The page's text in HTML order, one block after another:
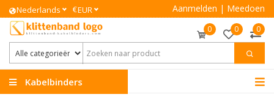
Nederlands €EUR Aanmelden | Meedoen
0 0 0
Kabelbinders